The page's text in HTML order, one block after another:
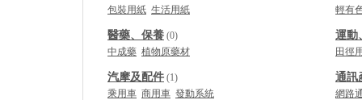
包裝用紙 生活用紙 輕有
醫藥、保養 (0)
中成藥 植物原藥材
運動
田徑
汽摩及配件 (1)
乘用車 商用車 發動系統
通訊
網路